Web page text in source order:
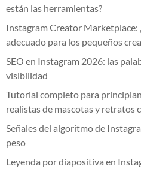
están las herramientas?
Instagram Creator Marketplace:
adecuado para los pequeños
SEO en Instagram 2026: las
visibilidad
Tutorial completo para
realistas de mascotas y retratos
Señales del algoritmo de
peso
Leyenda por diapositiva en